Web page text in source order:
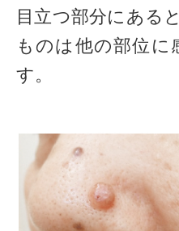
目立つ部分にある
ものは他の部位
す。